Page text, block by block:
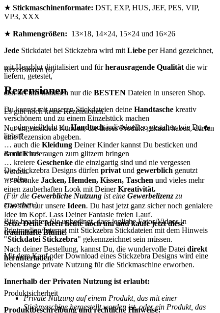
★ Stickmaschinenformate: DST, EXP, HUS, JEF, PES, VIP,
VP3, XXX
★ Rahmengrößen: 13×18, 14×24, 15×24 und 16×26
Jede Stickdatei bei Stickzebra wird mit Liebe per Hand gezeichnet,
mit Herzblut digitalisiert und fürherausragende Qualität die wir
liefern, getestet,
den bei uns kommen nur die BESTEN Dateien in unseren Shop.
Du kannst mit unseren Stickdateien deine Handtasche kreativ
verschönern und zu einem Einzelstück machen
… oder vielleicht einHandtuchindividuell so gestalten wie Du es
liebst?
… auch die Kleidung Deiner Kinder kannst Du besticken und
damit Kinderaugen zum glitzern bringen
… kreiere Geschenke die einzigartig sind und nie vergessen
werden.
… schenke Jacken, Hemden, Kissen, Taschen und vieles mehr
einen zauberhaften Look mit DeinerKreativität.
Das sind nur unsere Ideen. Du hast jetzt ganz sicher noch genialere
Idee im Kopf. Lass Deiner Fantasie freien Lauf.
Setze Deine Ideen heute noch um und kaufe jetzt diese
traumhafte Blume.
Nach deiner Bestellung, kannst Du, die wundervolle Datei direkt
herunterladen.
Rezensionen (0)
Rezensionen
Es gibt noch keine Rezensionen.
Nur angemeldete Kunden, die dieses Produkt gekauft haben, dürfen
eine Rezension abgeben.
Rechtliches
Die Stickzebra Designs dürfen privat und gewerblich genutzt
werden.
(Für die Gewerbliche Nutzung ist eine Gewerbelizenz zu
erwerben.)
Bitte beachten Sie unbedingt, dass jegliche Fotos/Videos in
Printmedien/Internet mit Stickzebra Stickdateien mit dem Hinweis
"Stickdatei Stickzebra" gekennzeichnet sein müssen.
Mit dem Kauf oder Download eines Stickzebra Designs wird eine
lebenslange private Nutzung für die Stickmaschine erworben.
Innerhalb der Privaten Nutzung ist erlaubt:
Private Nutzung auf einem Produkt, das mit einer
Stickmaschine hergestellt worden ist, oder ein Produkt, das
Produktsicherheit
Produktbeschreibung und rechtliche Hinweise: